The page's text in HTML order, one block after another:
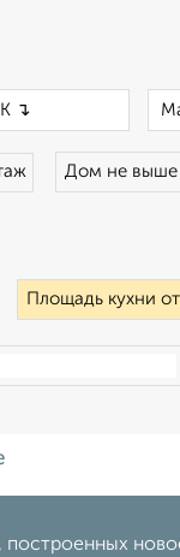
Дом не выше
Площадь кухни от
построенных